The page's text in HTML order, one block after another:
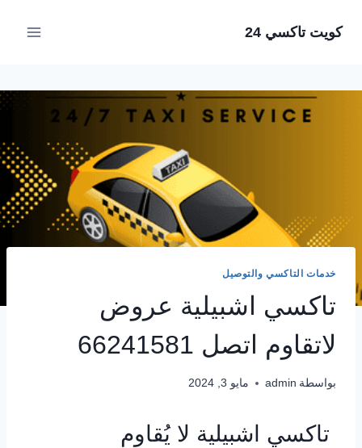
كويت تاكسي 24
خدمات التاكسي والتوصيل
تاكسي اشبيلية عروض
لاتقاوم اتصل 66241581
بواسطة admin مايو 3, 2024
تاكسي اشبيلية لا يُقاوم